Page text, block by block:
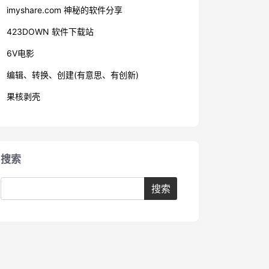
imyshare.com 神秘的软件分享
423DOWN 软件下载站
6V电影
编辑、转换、创建(有意思、有创新)
果核剥壳
搜索